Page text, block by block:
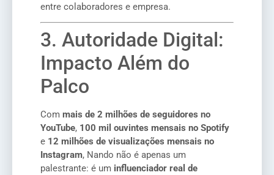
entre colaboradores e empresa.
3. Autoridade Digital:
Impacto Além do
Palco
Com mais de 2 milhões de seguidores no
YouTube, 100 mil ouvintes mensais no Spotify
e 12 milhões de visualizações mensais no
Instagram, Nando não é apenas um
palestrante: é um influenciador real de